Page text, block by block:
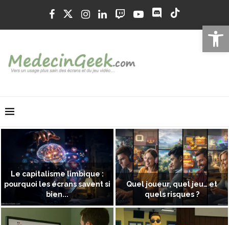
Ouvrir
Le capitalisme limbique :
pourquoi les écrans savent si
bien...
Quel joueur, quel jeu… et
quels risques ?